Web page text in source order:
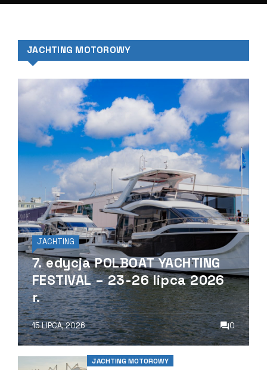
JACHTING MOTOROWY
JACHTING
7. edycja POLBOAT YACHTING
FESTIVAL – 23-26 lipca 2026
r.
15 LIPCA, 2026 0
JACHTING MOTOROWY